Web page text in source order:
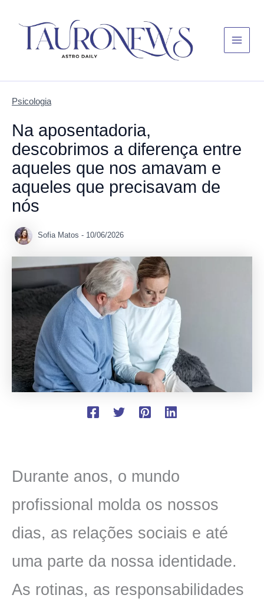
Menu
Psicologia
Na aposentadoria,
descobrimos a diferença entre
aqueles que nos amavam e
aqueles que precisavam de
nós
Sofia Matos - 10/06/2026
Durante anos, o mundo
profissional molda os nossos
dias, as relações sociais e até
uma parte da nossa identidade.
As rotinas, as responsabilidades